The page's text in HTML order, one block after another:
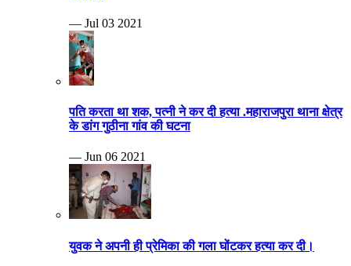
— Jul 03 2021
पति करता था शक, पत्नी ने कर दी हत्या .महाराजपुरा थाना क्षेत्र
के डांग गुठीना गांव की घटना
— Jun 06 2021
युवक ने अपनी ही प्रेमिका की गला घोंटकर हत्या कर दी।